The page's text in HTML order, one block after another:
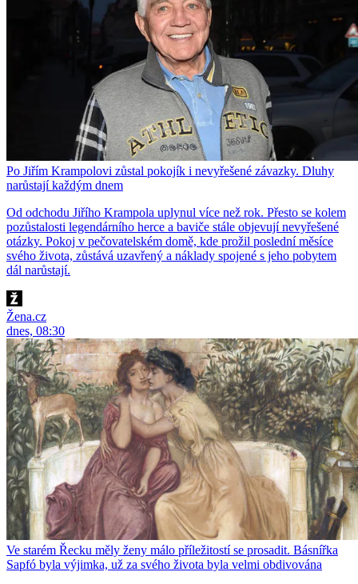
Po Jiřím Krampolovi zůstal pokojík i nevyřešené závazky. Dluhy
narůstají každým dnem
Od odchodu Jiřího Krampola uplynul více než rok. Přesto se kolem
pozůstalosti legendárního herce a baviče stále objevují nevyřešené
otázky. Pokoj v pečovatelském domě, kde prožil poslední měsíce
svého života, zůstává uzavřený a náklady spojené s jeho pobytem
dál narůstají.
Žena.cz
dnes, 08:30
Ve starém Řecku měly ženy málo příležitostí se prosadit. Básnířka
Sapfó byla výjimka, už za svého života byla velmi obdivována